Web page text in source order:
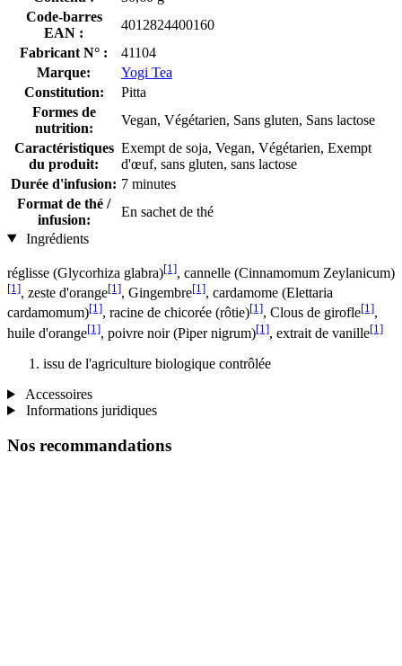
Code-barres
EAN :
4012824400160
Fabricant N° :
41104
Marque:
Yogi Tea
Constitution:
Pitta
Formes de
nutrition:
Vegan, Végétarien, Sans gluten, Sans lactose
Caractéristiques
du produit:
Exempt de soja, Vegan, Végétarien, Exempt
d'œuf, sans gluten, sans lactose
Durée d'infusion: 7 minutes
Format de thé /
infusion:
En sachet de thé
Ingrédients
réglisse (Glycorhiza glabra)[1], cannelle (Cinnamomum Zeylanicum)
[1], zeste d'orange[1], Gingembre[1], cardamome (Elettaria
cardamomum)[1], racine de chicorée (rôtie)[1], Clous de girofle[1],
huile d'orange[1], poivre noir (Piper nigrum)[1], extrait de vanille[1]
issu de l'agriculture biologique contrôlée
Accessoires
Informations juridiques
Nos recommandations